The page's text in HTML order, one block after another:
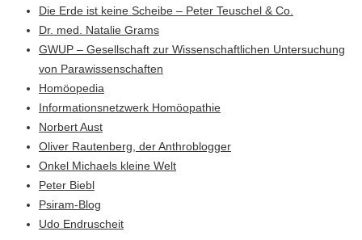
Die Erde ist keine Scheibe – Peter Teuschel & Co.
Dr. med. Natalie Grams
GWUP – Gesellschaft zur Wissenschaftlichen Untersuchung
von Parawissenschaften
Homöopedia
Informationsnetzwerk Homöopathie
Norbert Aust
Oliver Rautenberg, der Anthroblogger
Onkel Michaels kleine Welt
Peter Biebl
Psiram-Blog
Udo Endruscheit